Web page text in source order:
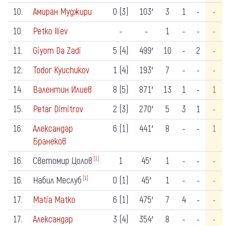
10.
Амиран Муджири 0 (3) 103′ 3 1 -
-
10.
Petko Iliev - - 1 - -
-
11.
Giyom Da Zadi 5 (4) 499′ 10 - 2
-
12.
Todor Kyuchukov 1 (4) 193′ 7 - -
-
14.
Валентин Илиев 8 (5) 871′ 13 1 -
1
15.
Petar Dimitrov 2 (3) 270′ 5 3 1
-
16.
Александар
Бранеков
6 (1) 441′ 8 - - 1
16. Светомир Цолов [1] 1 45′ 1 - -
-
16.
Набил Меслуб [1] 0 (1) 45′ 1 - -
-
17.
Matia Matko 6 (1) 475′ 7 4 -
-
17.
Александар
3 (4) 354′ 8 - - -